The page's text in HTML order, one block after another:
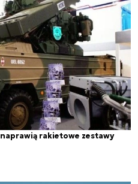
rakietowe zestawy